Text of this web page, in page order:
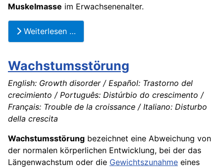
Muskelmasse im Erwachsenenalter.
Weiterlesen …
Wachstumsstörung
English: Growth disorder / Español: Trastorno del
crecimiento / Português: Distúrbio do crescimento /
Français: Trouble de la croissance / Italiano: Disturbo
della crescita
Wachstumsstörung bezeichnet eine Abweichung von
der normalen körperlichen Entwicklung, bei der das
Längenwachstum oder die Gewichtszunahme eines